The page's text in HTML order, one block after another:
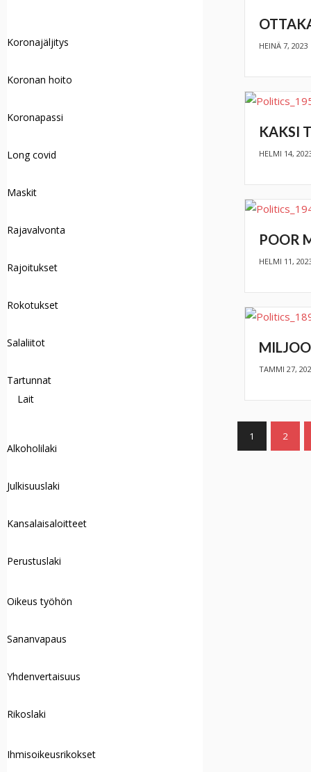
HEINÄ 7, 2023
KAKSI
HELMI 14,
POOR
HELMI 11,
TAMMI 27,
1 2
Koronajäljitys
Koronan hoito
Koronapassi
Long covid
Maskit
Rajavalvonta
Rajoitukset
Rokotukset
Salaliitot
Tartunnat
Lait
Alkoholilaki
Julkisuuslaki
Kansalaisaloitteet
Perustuslaki
Oikeus työhön
Sananvapaus
Yhdenvertaisuus
Rikoslaki
Ihmisoikeusrikokset